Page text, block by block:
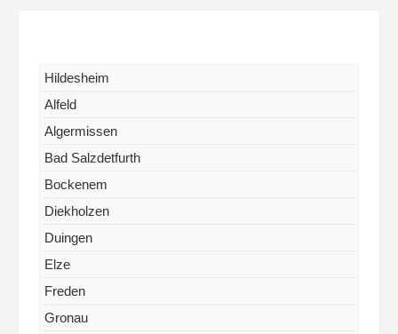
Hildesheim
Alfeld
Algermissen
Bad Salzdetfurth
Bockenem
Diekholzen
Duingen
Elze
Freden
Gronau